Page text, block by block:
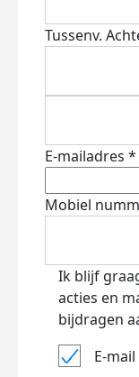
Tussenv.
E-mailadres *
Mobiel
Ik blijf
acties en
bijdragen
E-mail